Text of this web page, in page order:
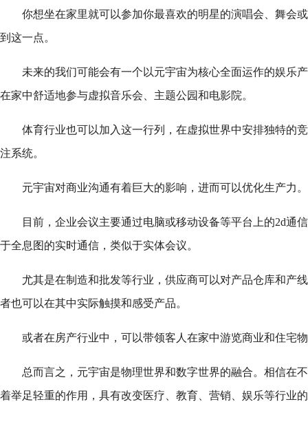
你想坐在家里就可以参加你最喜欢的明星的演唱会、舞会
到这一点。
未来的我们可能会有一个以元宇宙为核心全面运作的娱乐
在家中舒适地参与虚拟音乐会、主题公园和电影院。
体育行业也可以加入这一行列，在虚拟世界中安排独特的
注系统。
元宇宙对商业沟通有着巨大的影响，进而可以优化生产力。
目前，企业会议主要通过电脑或移动设备等平台上的2d通
于全息图的实时通信，类似于实体会议。
尤其是在制造和批发等行业，供应商可以对产品仓库和产
者也可以在其中实际触摸和感受产品。
或者在房产行业中，可以带领客人在家中游览商业和住宅
总而言之，元宇宙是物理世界和数字世界的融合。相信在
着举足轻重的作用，具有改变医疗、教育、营销、娱乐等行业